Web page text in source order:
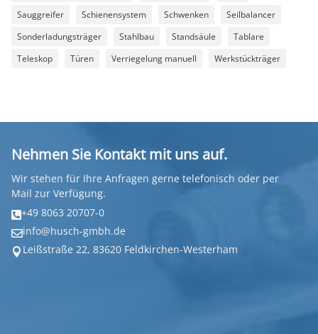
Sauggreifer
Schienensystem Schwenken
Seilbalancer
Sonderladungsträger
Stahlbau Standsäule
Tablare
Teleskop
Türen Verriegelung manuell Werkstückträger
Nehmen Sie Kontakt mit uns auf.
Wir stehen für Ihre Anfragen gerne telefonisch oder per
Mail zur Verfügung.
+49 8063 20707-0
info@husch-gmbh.de
 Leißstraße 22, 83620 Feldkirchen-Westerham